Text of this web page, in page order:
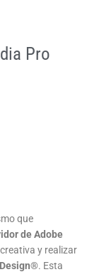
Pro
que
de Adobe
y realizar
. Esta